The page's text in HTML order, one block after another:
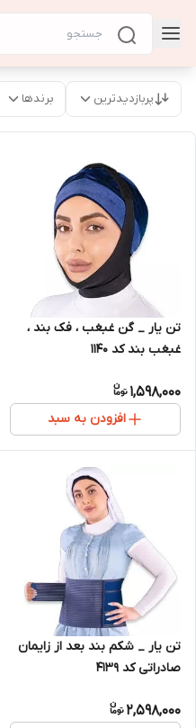
پربازدیدترین برندها
تن یار _ گن غبغب ، فک بند ،
غبغب بند کد 1140
1,598,000
افزودن به سبد
تن یار _ شکم بند بعد از زایمان
صادراتی کد 4139
2,598,000